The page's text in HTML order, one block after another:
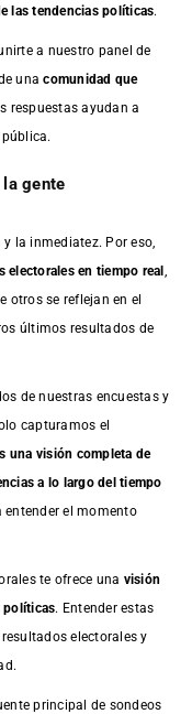
las tendencias políticas.
a nuestro panel de
unacomunidad que
respuestas ayudan a
gente
la inmediatez. Por eso,
electorales en tiempo real
otros se reflejan en el
últimos resultados de
de nuestras encuestasy
capturamos el
una visión completa de
a lo largo del tiempo
el momento
te ofrece una visión
políticas. Entender estas
electorales y
principal de sondeos